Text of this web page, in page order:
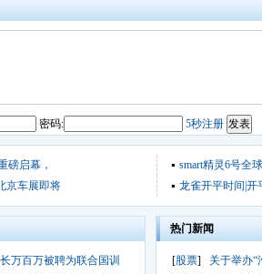
密码: 5秒注册
磅启幕，
smart精灵6号全
京车展即将
龙雀开平时间|开
万百万被聘为联合国训
热门新闻
[股票]
关于举办“